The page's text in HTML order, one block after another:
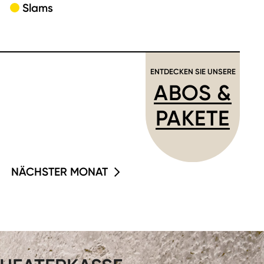
Slams
ENTDECKEN SIE UNSERE
ABOS &
PAKETE
NÄCHSTER MONAT